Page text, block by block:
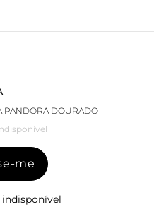
PANDORA DOURADO
me